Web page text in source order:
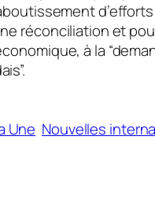
réconciliation et
à la
Une Nouvelles